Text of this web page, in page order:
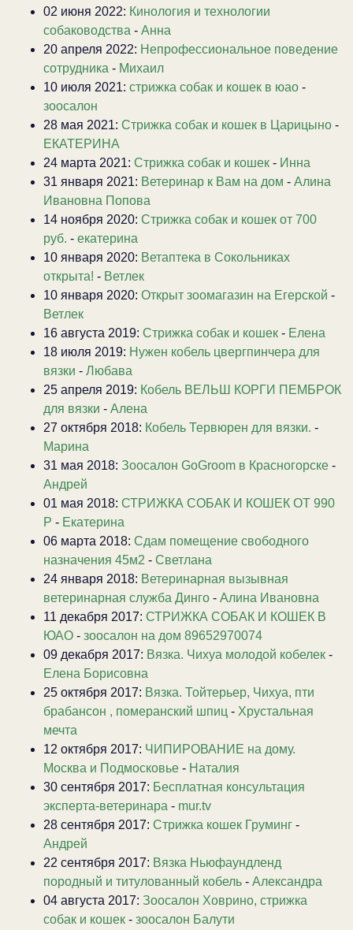
02 июня 2022: Кинология и технологии
собаководства - Анна
20 апреля 2022: Непрофессиональное поведение
сотрудника - Михаил
10 июля 2021: стрижка собак и кошек в юао -
зоосалон
28 мая 2021: Стрижка собак и кошек в Царицыно -
ЕКАТЕРИНА
24 марта 2021: Стрижка собак и кошек - Инна
31 января 2021: Ветеринар к Вам на дом - Алина
Ивановна Попова
14 ноября 2020: Стрижка собак и кошек от 700
руб. - екатерина
10 января 2020: Ветаптека в Сокольниках
открыта! - Ветлек
10 января 2020: Открыт зоомагазин на Егерской -
Ветлек
16 августа 2019: Стрижка собак и кошек - Елена
18 июля 2019: Нужен кобель цвергпинчера для
вязки - Любава
25 апреля 2019: Кобель ВЕЛЬШ КОРГИ ПЕМБРОК
для вязки - Алена
27 октября 2018: Кобель Тервюрен для вязки. -
Марина
31 мая 2018: Зоосалон GoGroom в Красногорске -
Андрей
01 мая 2018: СТРИЖКА СОБАК И КОШЕК ОТ 990
Р - Екатерина
06 марта 2018: Сдам помещение свободного
назначения 45м2 - Светлана
24 января 2018: Ветеринарная вызывная
ветеринарная служба Динго - Алина Ивановна
11 декабря 2017: СТРИЖКА СОБАК И КОШЕК В
ЮАО - зоосалон на дом 89652970074
09 декабря 2017: Вязка. Чихуа молодой кобелек -
Елена Борисовна
25 октября 2017: Вязка. Тойтерьер, Чихуа, пти
брабансон , померанский шпиц - Хрустальная
мечта
12 октября 2017: ЧИПИРОВАНИЕ на дому.
Москва и Подмосковье - Наталия
30 сентября 2017: Бесплатная консультация
эксперта-ветеринара - mur.tv
28 сентября 2017: Стрижка кошек Груминг -
Андрей
22 сентября 2017: Вязка Ньюфаундленд
породный и титулованный кобель - Александра
04 августа 2017: Зоосалон Ховрино, стрижка
собак и кошек - зоосалон Балути